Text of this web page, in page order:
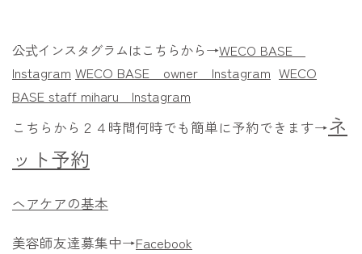
公式インスタグラムはこちらから→WECO BASE
Instagram WECO BASE owner Instagram WECO
BASE staff miharu Instagram
こちらから２４時間何時でも簡単に予約できます→ネ
ット予約
ヘアケアの基本
美容師友達募集中→Facebook